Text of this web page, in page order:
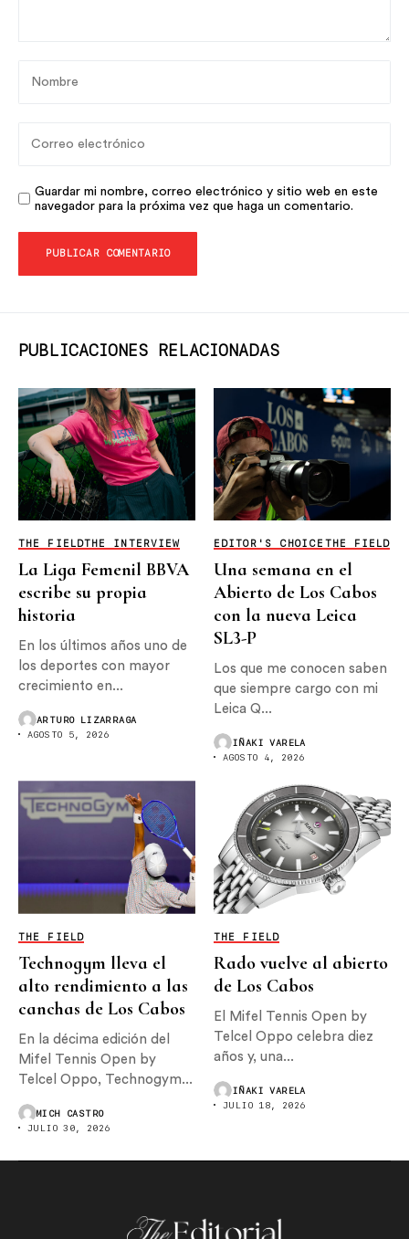
Guardar mi nombre, correo electrónico y sitio web en este
navegador para la próxima vez que haga un comentario.
PUBLICACIONES RELACIONADAS
THE FIELDTHE INTERVIEW
La Liga Femenil BBVA
escribe su propia
historia
En los últimos años uno de
los deportes con mayor
crecimiento en...
ARTURO LIZARRAGA
AGOSTO 5, 2026
EDITOR'S CHOICE THE FIELD
Una semana en el
Abierto de Los Cabos
con la nueva Leica
SL3-P
Los que me conocen saben
que siempre cargo con mi
Leica Q...
IÑAKI VARELA
AGOSTO 4, 2026
THE FIELD
Technogym lleva el
alto rendimiento a las
canchas de Los Cabos
En la décima edición del
Mifel Tennis Open by
Telcel Oppo, Technogym...
MICH CASTRO
JULIO 30, 2026
THE FIELD
Rado vuelve al abierto
de Los Cabos
El Mifel Tennis Open by
Telcel Oppo celebra diez
años y, una...
IÑAKI VARELA
JULIO 18, 2026